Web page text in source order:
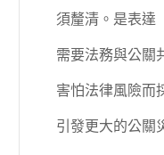
須釐清。是表達
需要法務與公關
害怕法律風險而
引發更大的公關